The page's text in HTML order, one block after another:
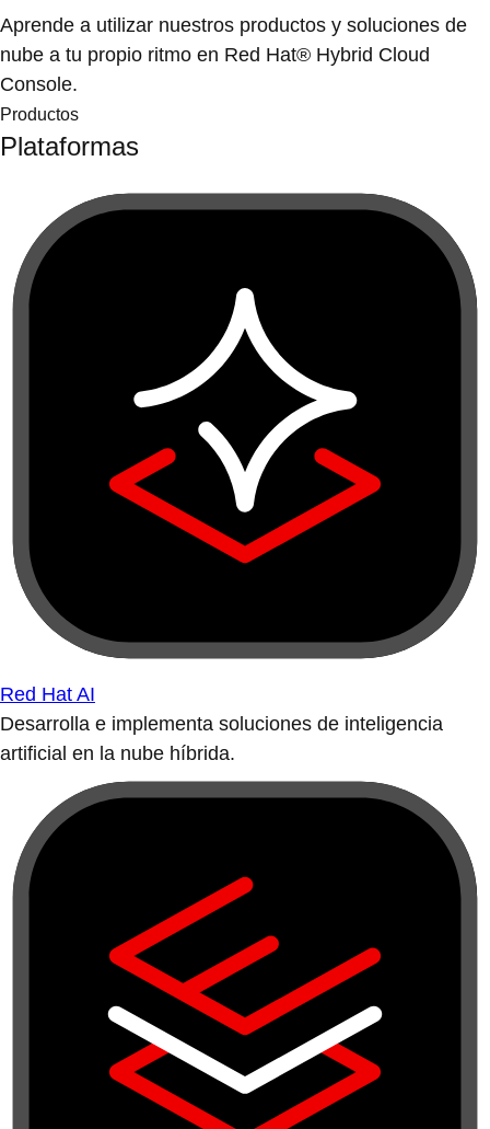
Aprende a utilizar nuestros productos y soluciones de
nube a tu propio ritmo en Red Hat® Hybrid Cloud
Console.
Productos
Plataformas
Red Hat AI
Desarrolla e implementa soluciones de inteligencia
artificial en la nube híbrida.